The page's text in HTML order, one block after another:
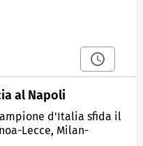
al Napoli
d'Italia sfida il
Lecce, Milan-